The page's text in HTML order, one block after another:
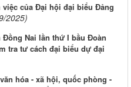
của Đại hội đại biểu Đảng
2025)
Nai lần thứ I bầu Đoàn
tra tư cách đại biểu dự đại
hóa - xã hội, quốc phòng -